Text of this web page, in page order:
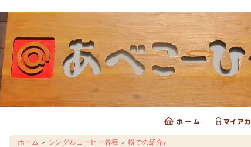
ホーム ＞ シングルコーヒー各種 ＞ 粉での紹介♪